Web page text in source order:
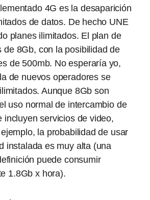
4G es la desaparición
de datos. De hecho UNE
planes ilimitados. El plan de
de 8Gb, con la posibilidad de
de 500mb. No esperaría yo,
de nuevos operadores se
Aunque 8Gb son
uso normal de intercambio de
incluyen servicios de video,
la probabilidad de usar
instalada es muy alta (una
puede consumir
1.8Gb x hora).